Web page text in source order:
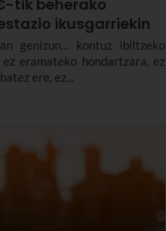
tik beherako
ikusgarriekin
genizun… kontuz ibiltzeko
eramateko hondartzara, ez
ere, ez...